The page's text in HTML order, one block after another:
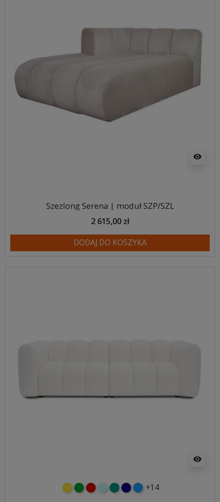
visibility
Szezlong Serena | moduł SZP/SZL
2 615,00 zł
DODAJ DO KOSZYKA
visibility
żółtyzielonyczerwony
błękitnyturkusowy
granatowy
niebieski
+14